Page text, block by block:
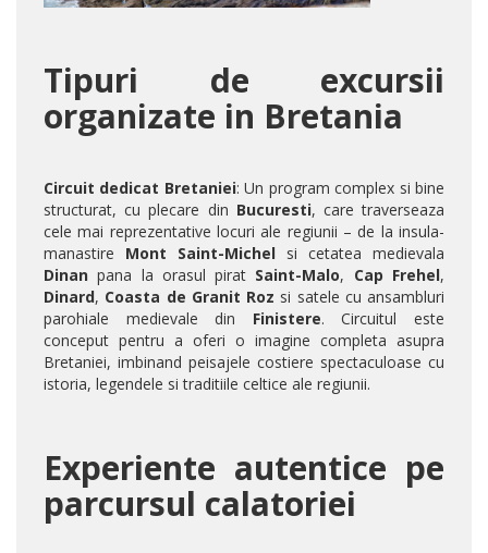
Tipuri de excursii
organizate in Bretania
Circuit dedicat Bretaniei: Un program complex si bine
structurat, cu plecare din Bucuresti, care traverseaza
cele mai reprezentative locuri ale regiunii – de la insula-
manastire Mont Saint-Michel si cetatea medievala
Dinan pana la orasul pirat Saint-Malo, Cap Frehel,
Dinard, Coasta de Granit Roz si satele cu ansambluri
parohiale medievale din Finistere. Circuitul este
conceput pentru a oferi o imagine completa asupra
Bretaniei, imbinand peisajele costiere spectaculoase cu
istoria, legendele si traditiile celtice ale regiunii.
Experiente autentice pe
parcursul calatoriei